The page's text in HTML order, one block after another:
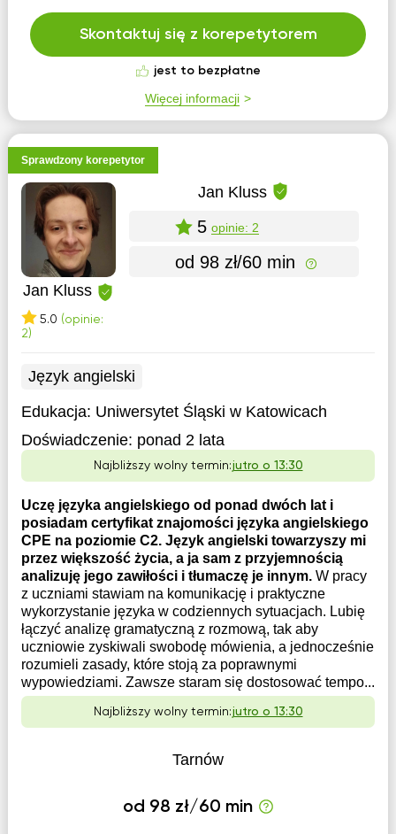
Skontaktuj się z korepetytorem
jest to bezpłatne
Więcej informacji
Sprawdzony korepetytor
Jan Kluss
5.0 (opinie:
2)
Jan Kluss
5 opinie: 2
od 98 zł/60 min
Język angielski
Edukacja: Uniwersytet Śląski w Katowicach
Doświadczenie: ponad 2 lata
Najbliższy wolny termin:jutro o 13:30
Uczę języka angielskiego od ponad dwóch lat i
posiadam certyfikat znajomości języka angielskiego
CPE na poziomie C2. Język angielski towarzyszy mi
przez większość życia, a ja sam z przyjemnością
analizuję jego zawiłości i tłumaczę je innym. W pracy
z uczniami stawiam na komunikację i praktyczne
wykorzystanie języka w codziennych sytuacjach. Lubię
łączyć analizę gramatyczną z rozmową, tak aby
uczniowie zyskiwali swobodę mówienia, a jednocześnie
rozumieli zasady, które stoją za poprawnymi
wypowiedziami. Zawsze staram się dostosować tempo...
Najbliższy wolny termin:jutro o 13:30
Tarnów
od 98 zł/60 min